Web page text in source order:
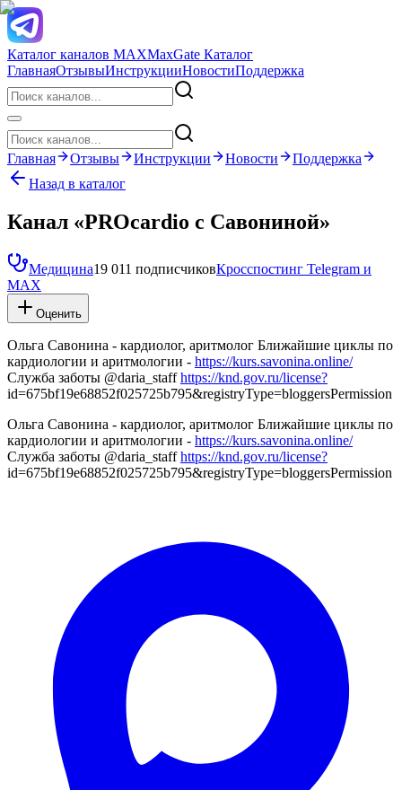
Каталог каналов MAXMaxGate Каталог
ГлавнаяОтзывыИнструкцииНовостиПоддержка
Главная Отзывы Инструкции Новости
Поддержка
Назад в каталог
Канал «PROcardio с Савониной»
Медицина19 011 подписчиковКросспостинг Telegram и
MAX
Оценить
Ольга Савонина - кардиолог, аритмолог Ближайшие циклы по
кардиологии и аритмологии - https://kurs.savonina.online/
Служба заботы @daria_staffhttps://knd.gov.ru/license?
id=675bf19e68852f025725b795&registryType=bloggersPermission
Ольга Савонина - кардиолог, аритмолог Ближайшие циклы по
кардиологии и аритмологии - https://kurs.savonina.online/
Служба заботы @daria_staffhttps://knd.gov.ru/license?
id=675bf19e68852f025725b795&registryType=bloggersPermission